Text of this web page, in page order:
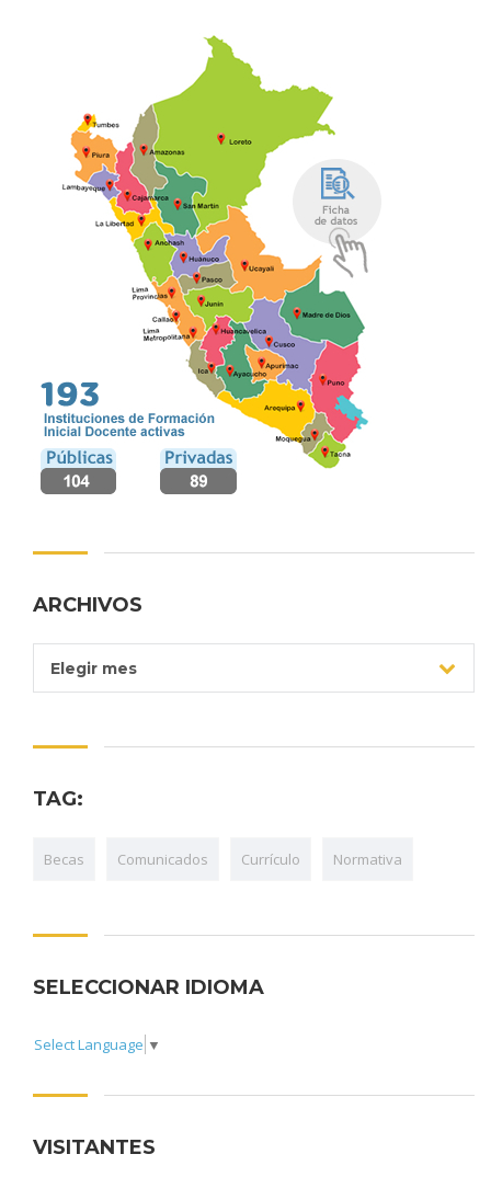
ARCHIVOS
Archivos
Elegir mes
TAG:
Becas Comunicados Currículo Normativa
SELECCIONAR IDIOMA
Select Language ▼
VISITANTES